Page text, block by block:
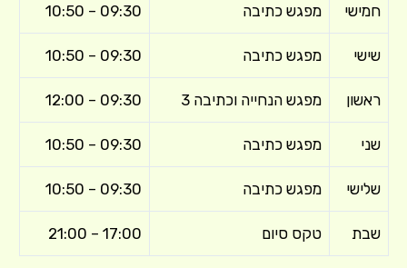
חמישי מפגש כתיבה 09:30 – 10:50
שישי מפגש כתיבה 09:30 – 10:50
ראשון מפגש הנחייה וכתיבה 3 09:30 – 12:00
שני מפגש כתיבה 09:30 – 10:50
שלישי מפגש כתיבה 09:30 – 10:50
שבת טקס סיום 17:00 – 21:00